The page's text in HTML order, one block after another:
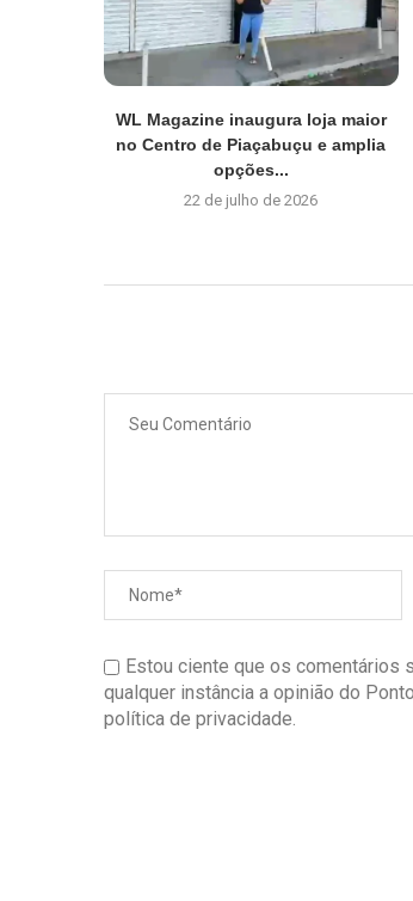
WL Magazine inaugura loja maior
no Centro de Piaçabuçu e amplia
opções...
22 de julho de 2026
Estou ciente que os comentários
qualquer instância a opinião do
política de privacidade.